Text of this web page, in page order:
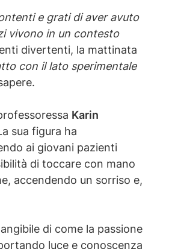
e grati di aver avuto
vivono in un contesto
divertenti, la mattinata
con il lato sperimentale
Karin
sua figura ha
ai giovani pazienti
di toccare con mano
accendendo un sorriso e,
di come la passione
luce e conoscenza